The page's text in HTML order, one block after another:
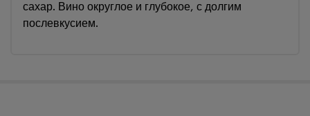
сахар. Вино округлое и глубокое, с долгим
послевкусием.